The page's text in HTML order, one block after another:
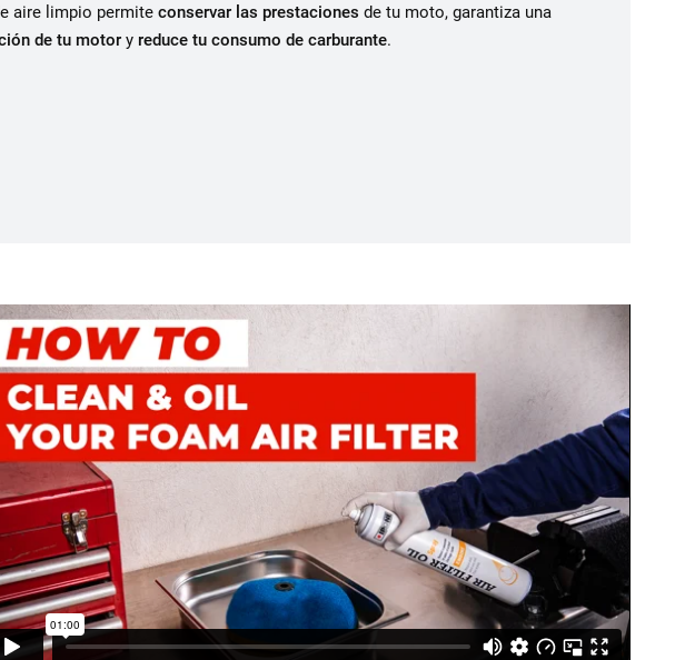
aire limpio permite conservar las prestaciones de tu moto, garantiza una
de tu motor y reduce tu consumo de carburante.